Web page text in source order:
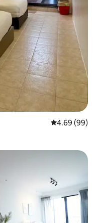
평점 4.69점(5
4.69 (99)